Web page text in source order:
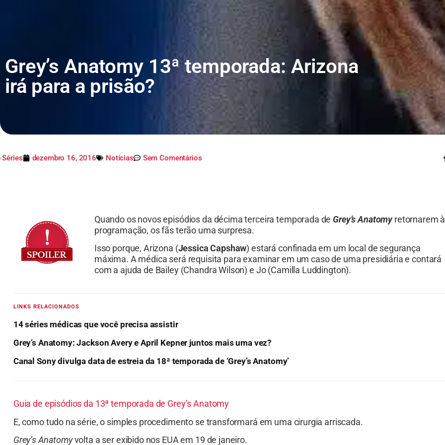
Grey’s Anatomy 13ª temporada: Arizona
irá para a prisão?
Séries dezembro 16, 2016 Notícias Sem Comentários
Quando os novos episódios da décima terceira temporada de Grey’s Anatomy retornarem à
programação, os fãs terão uma surpresa.
Isso porque, Arizona (Jessica Capshaw) estará confinada em um local de segurança
máxima. A médica será requisita para examinar em um caso de uma presidiária e contará
com a ajuda de Bailey (Chandra Wilson) e Jo (Camilla Luddington).
LINKS RELACIONADOS
14 séries médicas que você precisa assistir
Grey’s Anatomy: Jackson Avery e April Kepner juntos mais uma vez?
Canal Sony divulga data de estreia da 18ª temporada de ‘Grey’s Anatomy’
Guia de episódios da 13ª temporada de Grey’s Anatomy
E, como tudo na série, o simples procedimento se transformará em uma cirurgia arriscada.
Grey’s Anatomyvolta a ser exibido nos EUA em 19 de janeiro.